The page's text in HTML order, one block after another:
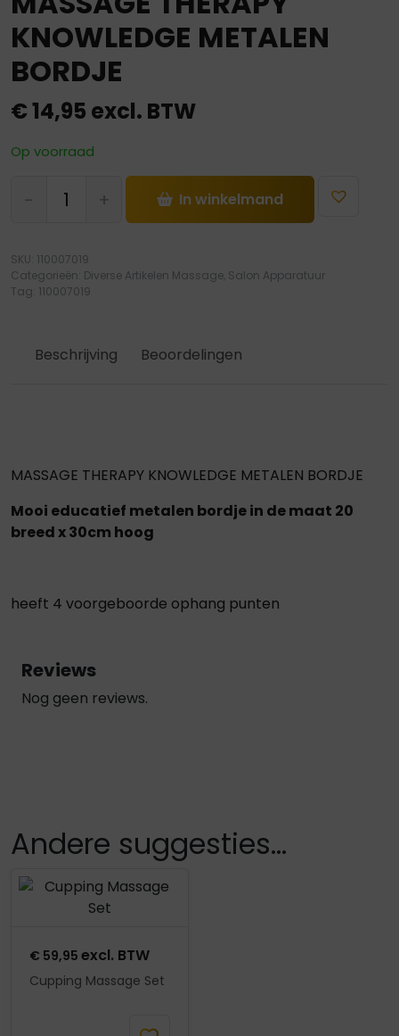
KNOWLEDGE METALEN
BORDJE
€14,95 excl. BTW
Op voorraad
-
THERAPY
METALEN
BORDJE
hoeveelheid
+ In winkelmand
SKU: 110007019
Categorieën: Diverse Artikelen Massage Salon Apparatuur
Tag: 110007019
Beschrijving Beoordelingen
MASSAGE THERAPY KNOWLEDGE METALEN BORDJE
Mooi educatief metalen bordje in de maat 20
breed x 30cm hoog
heeft 4 voorgeboorde ophang punten
Reviews
Nog geen reviews.
Andere suggesties…
Product openen
€ 59,95 excl. BTW
Cupping Massage Set